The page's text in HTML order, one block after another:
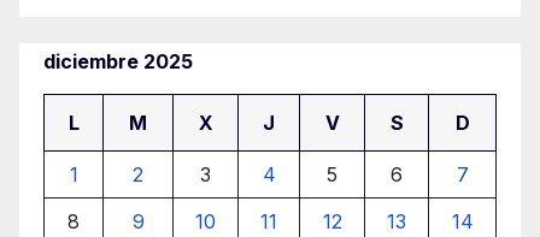
diciembre 2025
L M X J V S D
1 2 3 4 5 6
7
8
9 10 11 12 13
14